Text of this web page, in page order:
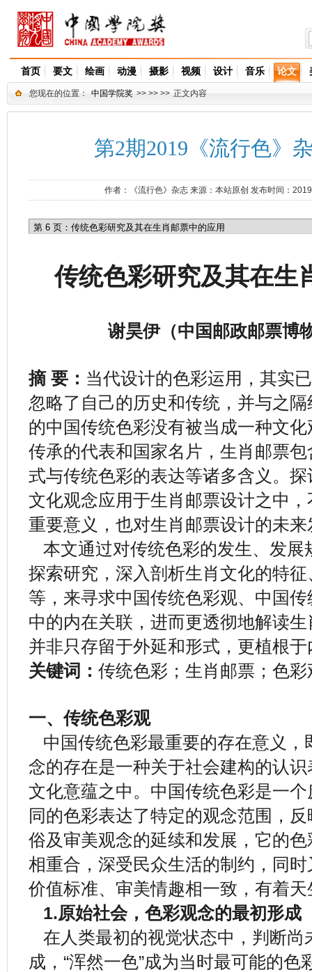
首页 要文 绘画 动漫 摄影 视频 设计 音乐 论文
您现在的位置： 中国学院奖 >> >> >> 正文内容
第2期2019《流行色》
作者： 《流行色》杂志来源： 本站原创 发布时间：
传统色彩研究及其在生
谢昊伊（中国邮政邮票博
摘 要： 当代设计的色彩运用，其实
忽略了自己的历史和传统，并与之
的中国传统色彩没有被当成一种文
传承的代表和国家名片，生肖邮票
式与传统色彩的表达等诸多含义。
文化观念应用于生肖邮票设计之中
重要意义，也对生肖邮票设计的未
本文通过对传统色彩的发生、发展
探索研究，深入剖析生肖文化的特
等，来寻求中国传统色彩观、中国
中的内在关联，进而更透彻地解读
并非只存留于外延和形式，更植根
关键词： 传统色彩；生肖邮票；色
一、传统色彩观
中国传统色彩最重要的存在意义，
念的存在是一种关于社会建构的认
文化意蕴之中。中国传统色彩是一
同的色彩表达了特定的观念范围，
俗及审美观念的延续和发展，它的
相重合，深受民众生活的制约，同
价值标准、审美情趣相一致，有着
1.原始社会，色彩观念的最初形成
在人类最初的视觉状态中，判断尚
成，“浑然一色”成为当时最可能的